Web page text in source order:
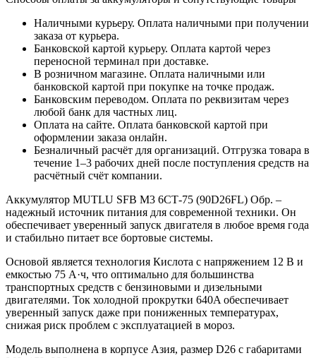
Наличными курьеру. Оплата наличными при получении
заказа от курьера.
Банковской картой курьеру. Оплата картой через
переносной терминал при доставке.
В розничном магазине. Оплата наличными или
банковской картой при покупке на точке продаж.
Банковским переводом. Оплата по реквизитам через
любой банк для частных лиц.
Оплата на сайте. Оплата банковской картой при
оформлении заказа онлайн.
Безналичный расчёт для организаций. Отгрузка товара в
течение 1–3 рабочих дней после поступления средств на
расчётный счёт компании.
Аккумулятор MUTLU SFB M3 6СТ-75 (90D26FL) Обр. –
надежный источник питания для современной техники. Он
обеспечивает уверенный запуск двигателя в любое время года
и стабильно питает все бортовые системы.
Основой является технология Кислота с напряжением 12 В и
емкостью 75 А·ч, что оптимально для большинства
транспортных средств с бензиновыми и дизельными
двигателями. Ток холодной прокрутки 640A обеспечивает
уверенный запуск даже при пониженных температурах,
снижая риск проблем с эксплуатацией в мороз.
Модель выполнена в корпусе Азия, размер D26 с габаритами